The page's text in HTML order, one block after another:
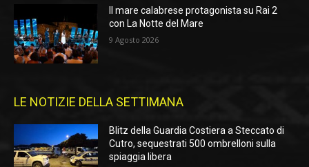
Il mare calabrese protagonista su Rai 2
con La Notte del Mare
9 Agosto 2026
LE NOTIZIE DELLA SETTIMANA
Blitz della Guardia Costiera a Steccato di
Cutro, sequestrati 500 ombrelloni sulla
spiaggia libera